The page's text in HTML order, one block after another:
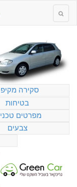
סקירה
בטיחות
מפרטים
צבעים